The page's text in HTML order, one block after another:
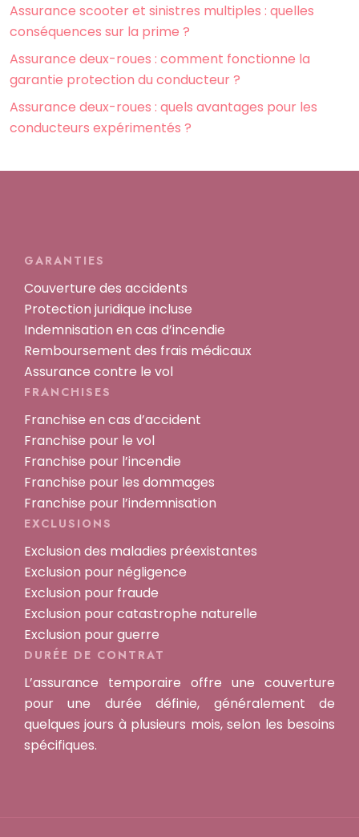
Assurance scooter et sinistres multiples : quelles
conséquences sur la prime ?
Assurance deux-roues : comment fonctionne la
garantie protection du conducteur ?
Assurance deux-roues : quels avantages pour les
conducteurs expérimentés ?
GARANTIES
Couverture des accidents
Protection juridique incluse
Indemnisation en cas d’incendie
Remboursement des frais médicaux
Assurance contre le vol
FRANCHISES
Franchise en cas d’accident
Franchise pour le vol
Franchise pour l’incendie
Franchise pour les dommages
Franchise pour l’indemnisation
EXCLUSIONS
Exclusion des maladies préexistantes
Exclusion pour négligence
Exclusion pour fraude
Exclusion pour catastrophe naturelle
Exclusion pour guerre
DURÉE DE CONTRAT
L’assurance temporaire offre une couverture
pour une durée définie, généralement de
quelques jours à plusieurs mois, selon les besoins
spécifiques.